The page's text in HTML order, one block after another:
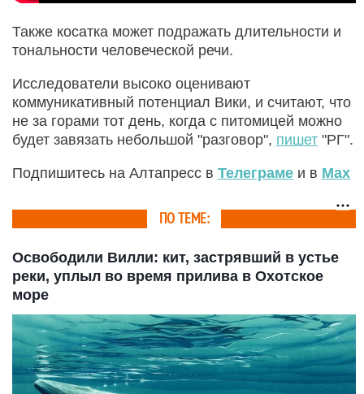
Также косатка может подражать длительности и
тональности человеческой речи.
Исследователи высоко оценивают
коммуникативный потенциал Вики, и считают, что
не за горами тот день, когда с питомицей можно
будет завязать небольшой "разговор", пишет "РГ".
Подпишитесь на Алтапресс в Телеграме и в Max
ПО ТЕМЕ:
Освободили Вилли: кит, застрявший в устье
реки, уплыл во время прилива в Охотское
море